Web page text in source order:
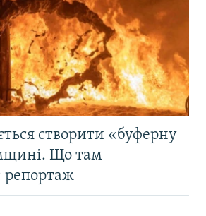
створити «буферну
Що там
репортаж